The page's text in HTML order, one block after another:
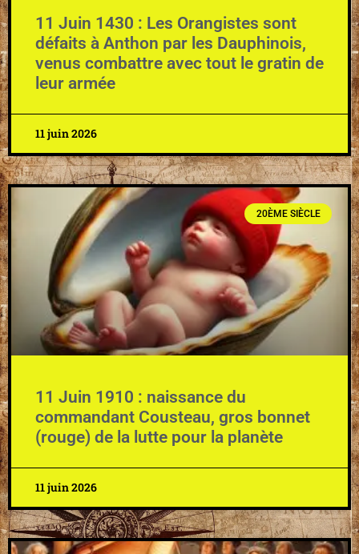
11 Juin 1430 : Les Orangistes sont
défaits à Anthon par les Dauphinois,
venus combattre avec tout le gratin de
leur armée
11 juin 2026
20ÈME SIÈCLE
11 Juin 1910 : naissance du
commandant Cousteau, gros bonnet
(rouge) de la lutte pour la planète
11 juin 2026